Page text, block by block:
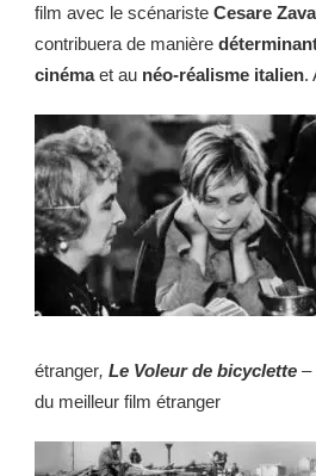
film avec le scénariste Cesare
contribuera de manière
cinémaet au néo-réalisme italien.
étranger, Le Voleur de bicyclette –
du meilleur film étranger